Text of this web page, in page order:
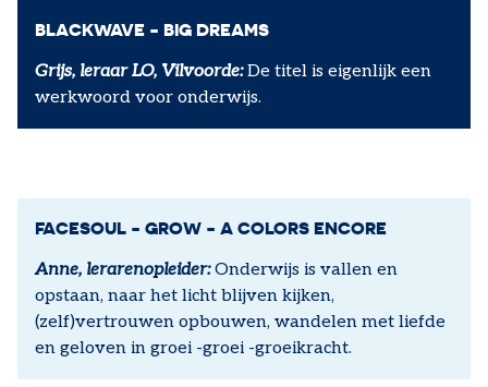
BLACKWAVE - BIG DREAMS
Grijs, leraar LO, Vilvoorde:De titel is eigenlijk een
werkwoord voor onderwijs.
FACESOUL - GROW - A COLORS ENCORE
Anne, lerarenopleider:Onderwijs is vallen en
opstaan, naar het licht blijven kijken,
(zelf)vertrouwen opbouwen, wandelen met liefde
en geloven in groei -groei -groeikracht.